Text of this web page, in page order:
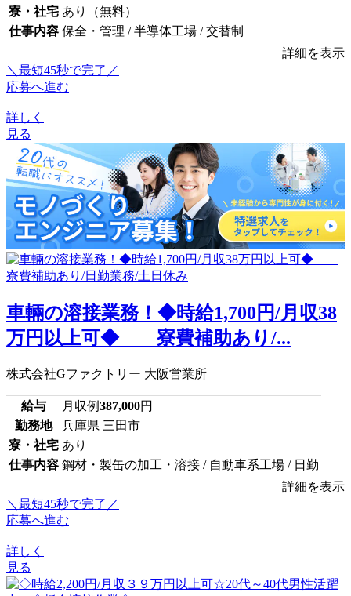
寮・社宅 あり（無料）
仕事内容 保全・管理 / 半導体工場 / 交替制
詳細を表示
＼最短45秒で完了／
応募へ進む
詳しく
見る
車輛の溶接業務！◆時給1,700円/月収38
万円以上可◆ 寮費補助あり/...
株式会社Gファクトリー 大阪営業所
給与 月収例387,000円
勤務地
兵庫県 三田市
寮・社宅 あり
仕事内容 鋼材・製缶の加工・溶接 / 自動車系工場 / 日勤
詳細を表示
＼最短45秒で完了／
応募へ進む
詳しく
見る